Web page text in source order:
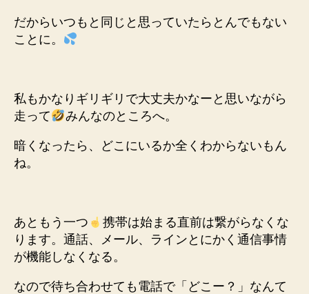
だからいつもと同じと思っていたらとんでもない
ことに。
私もかなりギリギリで大丈夫かなーと思いながら
走って
みんなのところへ。
暗くなったら、どこにいるか全くわからないもん
ね。
あともう一つ
携帯は始まる直前は繋がらなくな
ります。通話、メール、ラインとにかく通信事情
が機能しなくなる。
なので待ち合わせても電話で「どこー？」なんて